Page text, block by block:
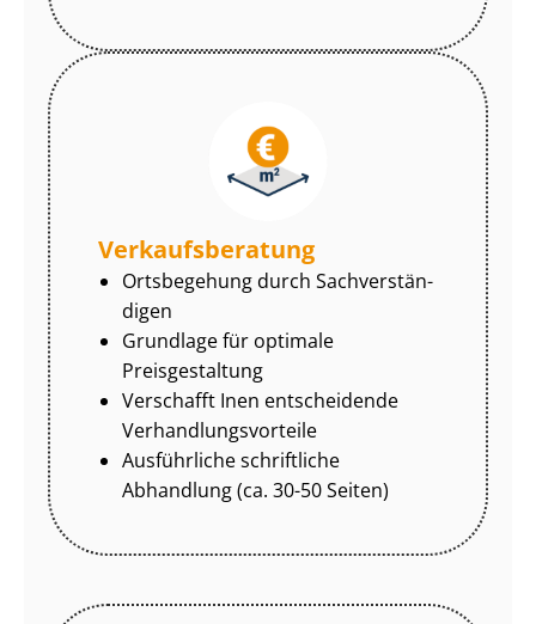
Ver­kaufs­be­ra­tung
Ortsbegehung durch Sach­ver­stän­
di­gen
Grundlage für optimale
Preisgestaltung
Verschafft Inen entscheidende
Ver­hand­lungs­vor­tei­le
Ausführliche schriftliche
Abhandlung (ca. 30-50 Seiten)